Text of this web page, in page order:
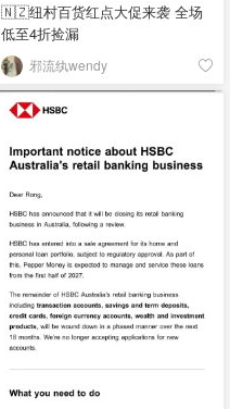
🇳🇿纽村百货红点大促来袭 全场
低至4折捡漏
邪流纨wendy